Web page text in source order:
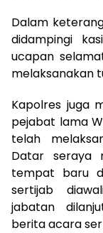
Dalam
didampingi
ucapan
melaksanakan
Kapolres juga
pejabat lama
telah
Datar seraya
tempat baru
sertijab
jabatan
berita acara